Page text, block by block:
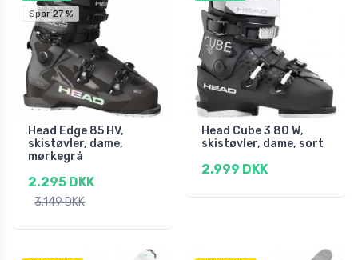
Spar 27 %
Head Edge 85 HV,
skistøvler, dame,
mørkegrå
2.295 DKK
3.149 DKK
Head Cube 3 80 W,
skistøvler, dame, sort
2.999 DKK